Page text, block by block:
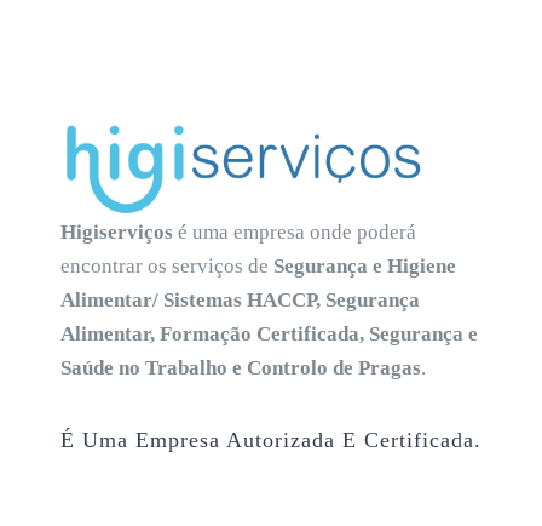
Higiserviços é uma empresa onde poderá
encontrar os serviços de Segurança e Higiene
Alimentar/ Sistemas HACCP, Segurança
Alimentar, Formação Certificada, Segurança e
Saúde no Trabalho e Controlo de Pragas.
É Uma Empresa Autorizada E Certificada.